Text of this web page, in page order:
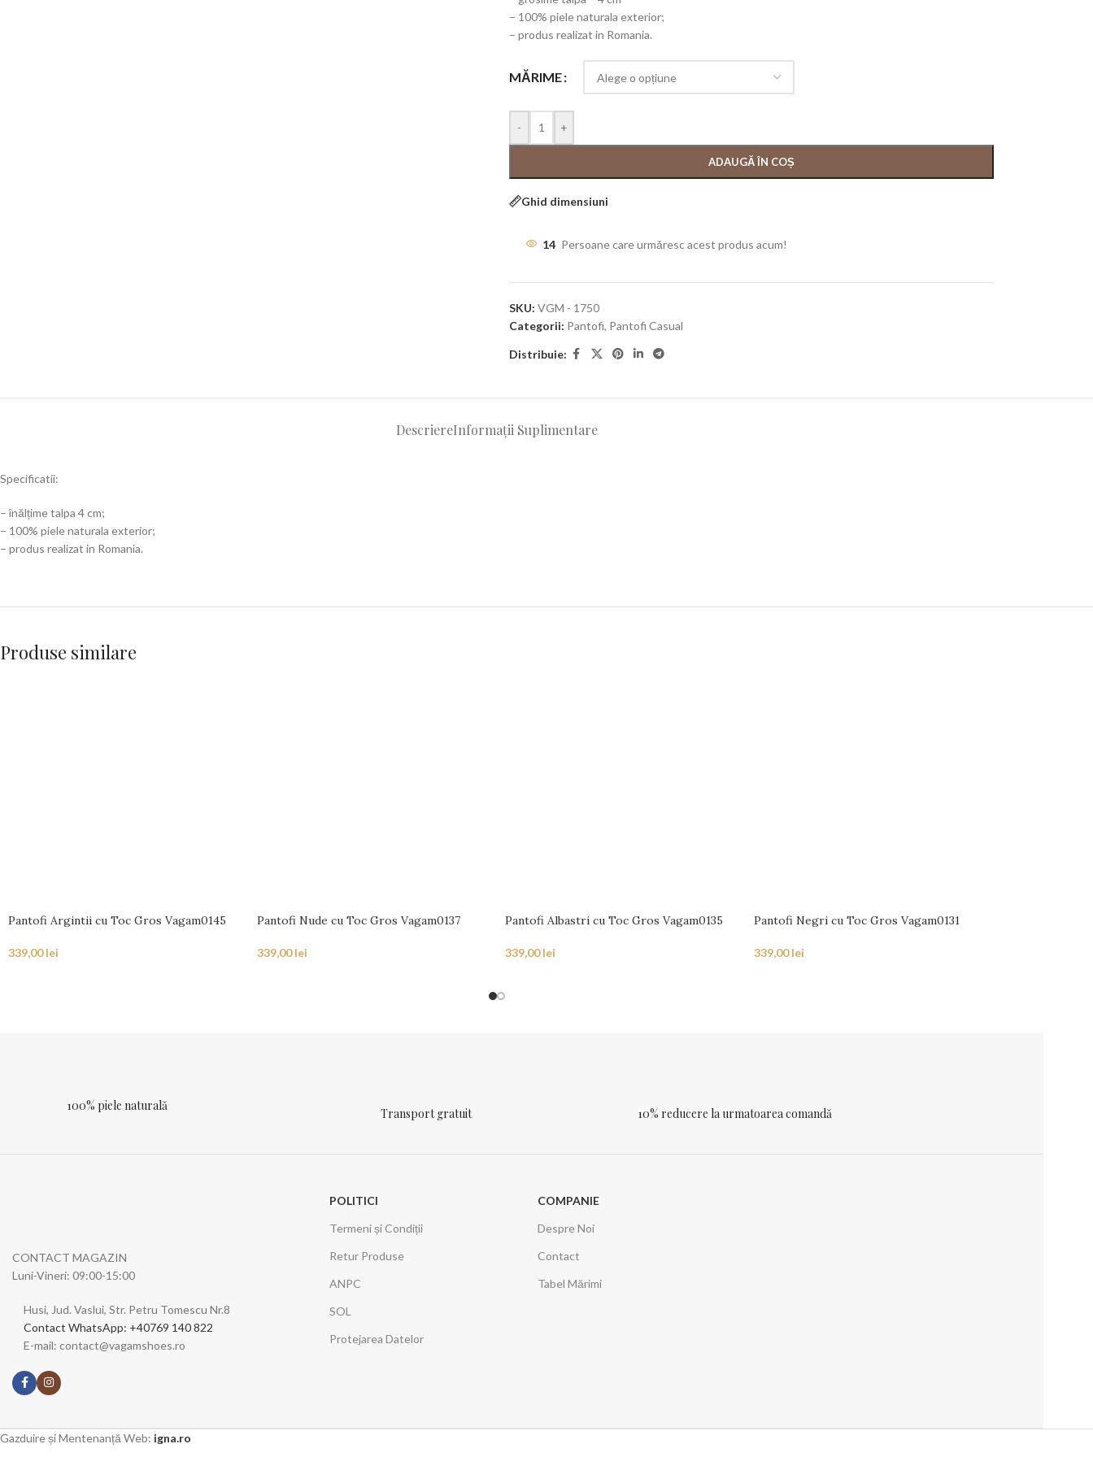
– 100% piele naturala exterior;
– produs realizat in Romania.
MĂRIME
- +
ADAUGĂ ÎN COȘ
Ghid dimensiuni
14 Persoane care urmăresc acest produs acum!
SKU: VGM - 1750
Categorii: Pantofi, Pantofi Casual
Distribuie:
DescriereInformații Suplimentare
Specificatii:
– înălțime talpa 4 cm;
– 100% piele naturala exterior;
– produs realizat in Romania.
Produse similare
Pantofi Argintii cu Toc Gros Vagam0145
339,00lei
Pantofi Nude cu Toc Gros Vagam0137
339,00lei
Pantofi Albastri cu Toc Gros Vagam0135
339,00lei
Pantofi Negri cu Toc Gros Vagam0131
339,00lei
100% piele naturală
Transport gratuit 10% reducere la urmatoarea comandă
CONTACT MAGAZIN
Luni-Vineri: 09:00-15:00
Husi, Jud. Vaslui, Str. Petru Tomescu Nr.8
Contact WhatsApp: +40769 140 822
E-mail: contact@vagamshoes.ro
POLITICI
Termeni și Condiții
Retur Produse
ANPC
SOL
Protejarea Datelor
COMPANIE
Despre Noi
Contact
Tabel Mărimi
Gazduire și Mentenanță Web: igna.ro